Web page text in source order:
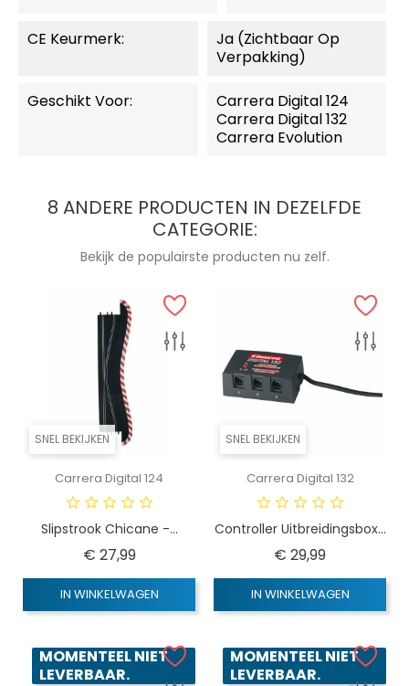
CE Keurmerk:
Ja (zichtbaar Op
Verpakking)
Geschikt Voor:
Carrera Digital 124
Carrera Digital 132
Carrera Evolution
8 ANDERE PRODUCTEN IN DEZELFDE
CATEGORIE:
Bekijk de populairste producten nu zelf.
SNEL BEKIJKEN
Carrera Digital 124
Slipstrook Chicane -...
€ 27,99Prijs
IN WINKELWAGEN
SNEL BEKIJKEN
Carrera Digital 132
Controller Uitbreidingsbox...
€ 29,99Prijs
IN WINKELWAGEN
MOMENTEEL NIET
LEVERBAAR.
MOMENTEEL NIET
LEVERBAAR.